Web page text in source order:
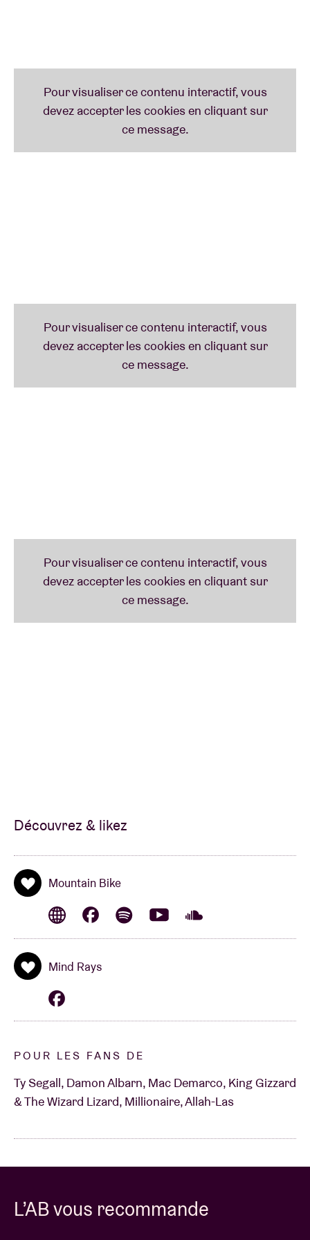
Découvrez & likez
Mountain Bike
Mind Rays
POUR LES FANS DE
Ty Segall, Damon Albarn, Mac Demarco, King Gizzard
& The Wizard Lizard, Millionaire, Allah-Las
L’AB vous recommande